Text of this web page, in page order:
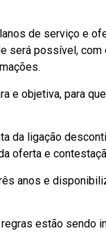
de serviço e
será possível, com
e objetiva, para
da ligação
oferta e
anos e
estão sendo